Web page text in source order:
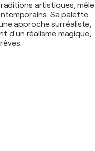
artistiques, mêle
Sa palette
approche surréaliste,
d'un réalisme magique,